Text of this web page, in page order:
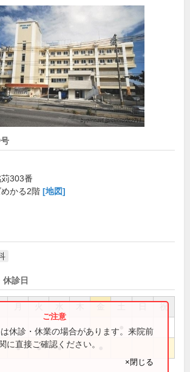
303番
かる2階 [地図]
診日
祝
● ● ●
休診・休業の場合があります。来院前
に直接ご確認ください。
×閉じる